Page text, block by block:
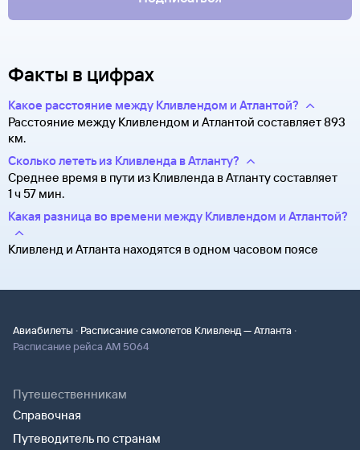
Факты в цифрах
Какое расстояние между Кливлендом и Атлантой?
Расстояние между Кливлендом и Атлантой составляет 893
км.
Сколько лететь из Кливленда в Атланту?
Среднее время в пути из Кливленда в Атланту составляет
1 ч 57 мин.
Какая разница во времени между Кливлендом и Атлантой?
Кливленд и Атланта находятся в одном часовом поясе
Авиабилеты · Расписание самолетов Кливленд — Атланта ·
Расписание рейса AM 5064
Путешественникам
Справочная
Путеводитель по странам